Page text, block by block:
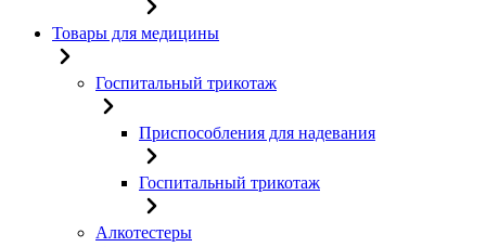
Товары для медицины
Госпитальный трикотаж
Приспособления для надевания
Госпитальный трикотаж
Алкотестеры